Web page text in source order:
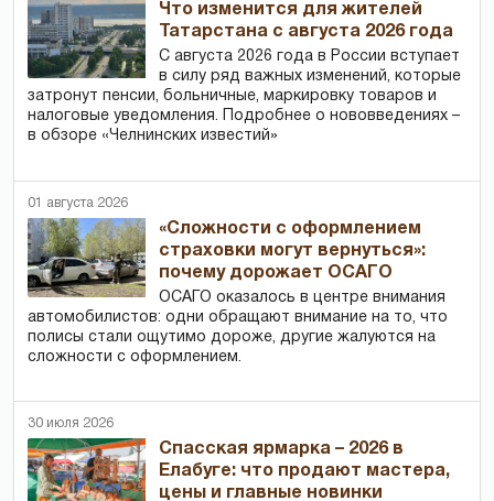
Что изменится для жителей
Татарстана с августа 2026 года
С августа 2026 года в России вступает
в силу ряд важных изменений, которые
затронут пенсии, больничные, маркировку товаров и
налоговые уведомления. Подробнее о нововведениях –
в обзоре «Челнинских известий»
01 августа 2026
«Сложности с оформлением
страховки могут вернуться»:
почему дорожает ОСАГО
ОСАГО оказалось в центре внимания
автомобилистов: одни обращают внимание на то, что
полисы стали ощутимо дороже, другие жалуются на
сложности с оформлением.
30 июля 2026
Спасская ярмарка – 2026 в
Елабуге: что продают мастера,
цены и главные новинки